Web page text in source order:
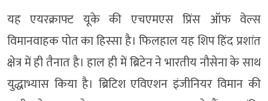
यह एयरक्राफ्ट यूके की एचएमएस प्रिंस ऑफ वेल्स
विमानवाहक पोत का हिस्सा है। फिलहाल यह शिप हिंद प्रशांत
क्षेत्र में ही तैनात है। हाल ही में ब्रिटेन ने भारतीय नौसेना के साथ
युद्धाभ्यास किया है। ब्रिटिश एविएशन इंजीनियर विमान की